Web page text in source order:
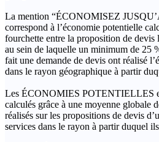
La mention “ÉCONOMISEZ
correspond à l’économie potentielle
fourchette entre la proposition de devis
au sein de laquelle un minimum de 25
fait une demande de devis ont réalisé
dans le rayon géographique à partir
Les ÉCONOMIES POTENTIELLES
calculés grâce à une moyenne globale
réalisés sur les propositions de devis
services dans le rayon à partir duquel